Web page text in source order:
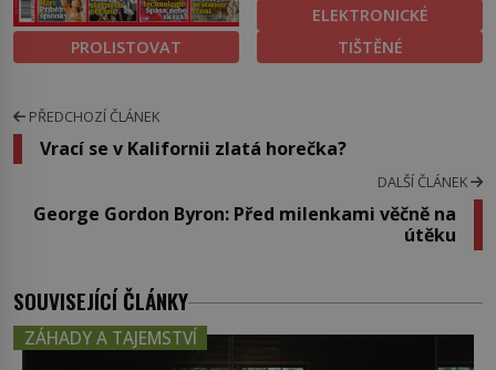
PROLISTOVAT
ELEKTRONICKÉ
TIŠTĚNÉ
PŘEDCHOZÍ ČLÁNEK
Vrací se v Kalifornii zlatá horečka?
DALŠÍ ČLÁNEK
George Gordon Byron: Před milenkami věčně na
útěku
SOUVISEJÍCÍ ČLÁNKY
ZÁHADY A TAJEMSTVÍ